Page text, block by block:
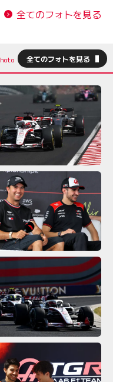
全てのフォトを見る
全てのフォトを見る